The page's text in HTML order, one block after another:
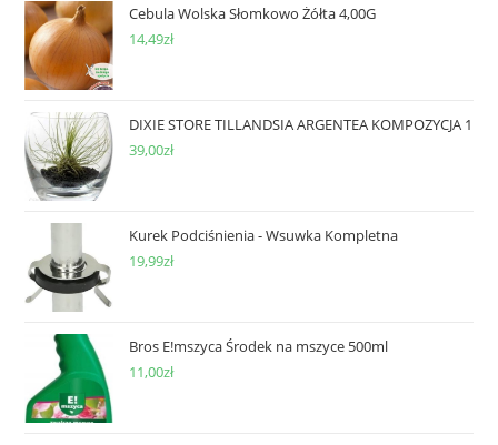
Cebula Wolska Słomkowo Żółta 4,00G
14,49zł
DIXIE STORE TILLANDSIA ARGENTEA KOMPOZYCJA 1
39,00zł
Kurek Podciśnienia - Wsuwka Kompletna
19,99zł
Bros E!mszyca Środek na mszyce 500ml
11,00zł